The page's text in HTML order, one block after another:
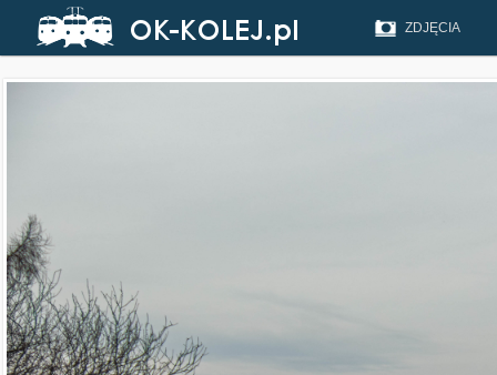
ZDJĘCIA